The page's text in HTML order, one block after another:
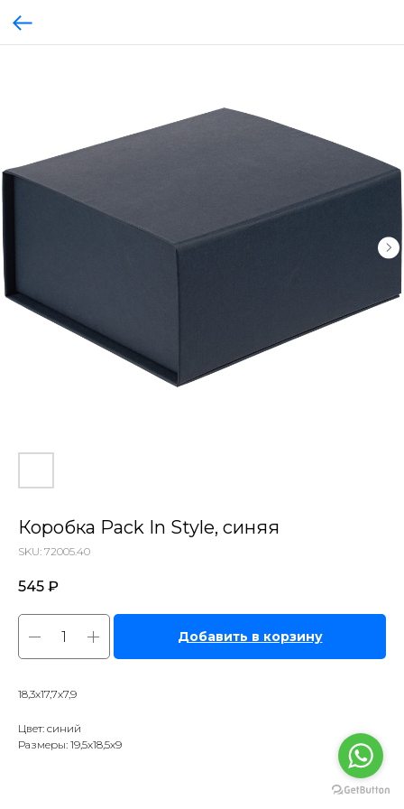
Коробка Pack In Style, синяя
SKU: 72005.40
545 ₽
Добавить в корзину
18,3х17,7х7,9
Цвет: синий
Размеры: 19,5х18,5х9